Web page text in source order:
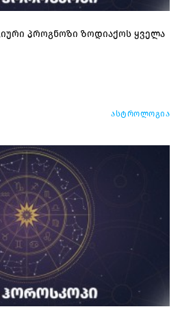
პროგნოზი ზოდიაქოს ყველა
ასტროლოგია